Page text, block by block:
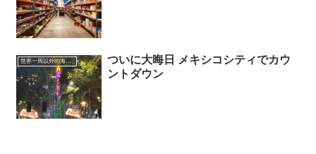
世界一周以外の海外旅行記
ついに大晦日 メキシコシティでカウ
ントダウン